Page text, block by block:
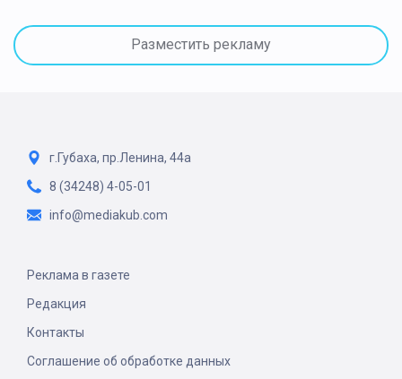
Разместить рекламу
г.Губаха, пр.Ленина, 44а
8 (34248) 4-05-01
info@mediakub.com
Реклама в газете
Редакция
Контакты
Соглашение об обработке данных